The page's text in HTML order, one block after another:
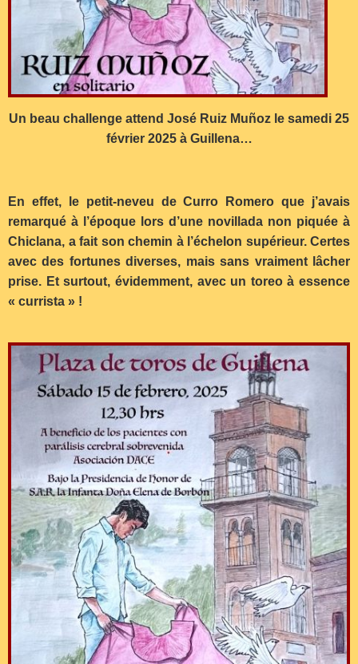
Un beau challenge attend José Ruiz Muñoz le samedi 25
février 2025 à Guillena…
En effet, le petit-neveu de Curro Romero que j’avais
remarqué à l’époque lors d’une novillada non piquée à
Chiclana, a fait son chemin à l’échelon supérieur. Certes
avec des fortunes diverses, mais sans vraiment lâcher
prise. Et surtout, évidemment, avec un toreo à essence
« currista » !